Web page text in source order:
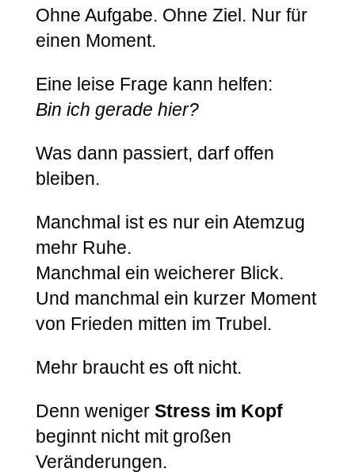
Ohne Aufgabe. Ohne Ziel. Nur für
einen Moment.
Eine leise Frage kann helfen:
Bin ich gerade hier?
Was dann passiert, darf offen
bleiben.
Manchmal ist es nur ein Atemzug
mehr Ruhe.
Manchmal ein weicherer Blick.
Und manchmal ein kurzer Moment
von Frieden mitten im Trubel.
Mehr braucht es oft nicht.
Denn weniger Stress im Kopf
beginnt nicht mit großen
Veränderungen.